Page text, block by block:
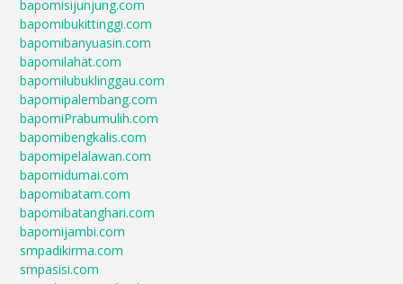
bapomisijunjung.com
bapomibukittinggi.com
bapomibanyuasin.com
bapomilahat.com
bapomilubuklinggau.com
bapomipalembang.com
bapomiPrabumulih.com
bapomibengkalis.com
bapomipelalawan.com
bapomidumai.com
bapomibatam.com
bapomibatanghari.com
bapomijambi.com
smpadikirma.com
smpasisi.com